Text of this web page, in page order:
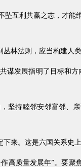
互利共赢之志，才
林法则，应当构建人类
发展指明了目标和
坚持睦邻安邻富邻、
来。这是六国关系史
高质量发展年”。要